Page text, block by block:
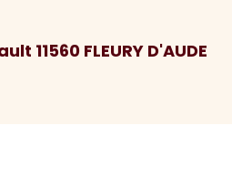
11560 FLEURY D'AUDE